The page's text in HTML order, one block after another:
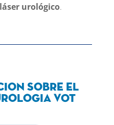
urológico.
sobre el
VOT